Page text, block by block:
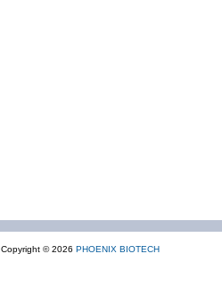
Copyright © 2026 PHOENIX BIOTECH